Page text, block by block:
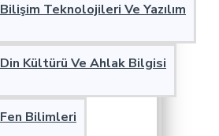
Bilişim Teknolojileri Ve Yazılım
Din Kültürü Ve Ahlak Bilgisi
Fen Bilimleri